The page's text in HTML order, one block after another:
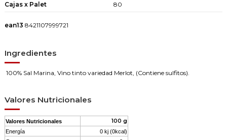
Cajas x Palet
80
ean13 8421107999721
Ingredientes
100% Sal Marina, Vino tinto variedad Merlot, (Contiene sulfitos).
Valores Nutricionales
Valores Nutricionales 100 g
Energía
0 kj (0kcal)